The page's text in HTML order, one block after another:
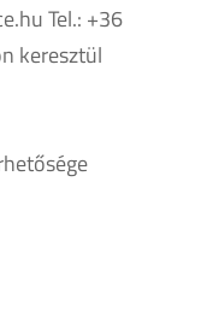
Tel.: +36
keresztül